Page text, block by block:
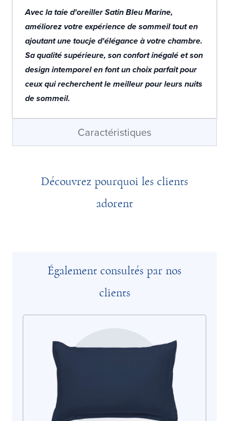
Avec la taie d'oreiller Satin Bleu Marine,
améliorez votre expérience de sommeil tout en
ajoutant une toucje d'élégance à votre chambre.
Sa qualité supérieure, son confort inégalé et son
design intemporel en font un choix parfait pour
ceux qui recherchent le meilleur pour leurs nuits
de sommeil.
Caractéristiques
Découvrez pourquoi les clients
adorent
Également consultés par nos
clients